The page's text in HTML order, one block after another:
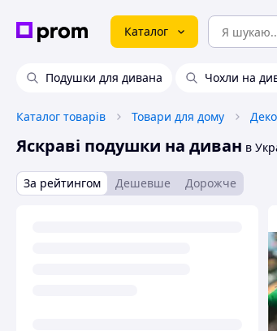
Каталог
Подушки для дивана Чохли на
Каталог товарів Товари для дому
Яскраві подушки на диван в
За рейтингом Дешевше Дорожче